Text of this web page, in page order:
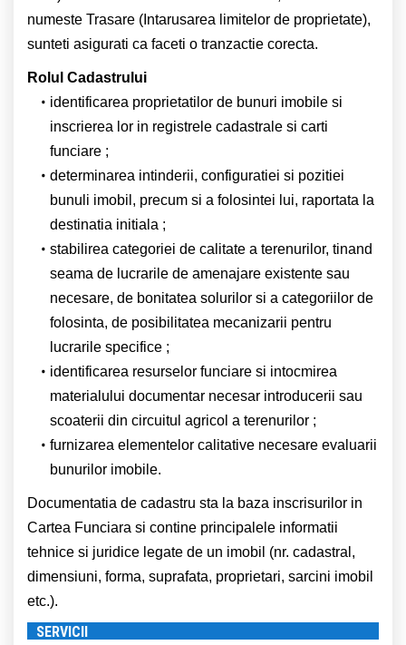
numeste Trasare (Intarusarea limitelor de proprietate),
sunteti asigurati ca faceti o tranzactie corecta.
Rolul Cadastrului
identificarea proprietatilor de bunuri imobile si
inscrierea lor in registrele cadastrale si carti
funciare ;
determinarea intinderii, configuratiei si pozitiei
bunuli imobil, precum si a folosintei lui, raportata la
destinatia initiala ;
stabilirea categoriei de calitate a terenurilor, tinand
seama de lucrarile de amenajare existente sau
necesare, de bonitatea solurilor si a categoriilor de
folosinta, de posibilitatea mecanizarii pentru
lucrarile specifice ;
identificarea resurselor funciare si intocmirea
materialului documentar necesar introducerii sau
scoaterii din circuitul agricol a terenurilor ;
furnizarea elementelor calitative necesare evaluarii
bunurilor imobile.
Documentatia de cadastru sta la baza inscrisurilor in
Cartea Funciara si contine principalele informatii
tehnice si juridice legate de un imobil (nr. cadastral,
dimensiuni, forma, suprafata, proprietari, sarcini imobil
etc.).
SERVICII